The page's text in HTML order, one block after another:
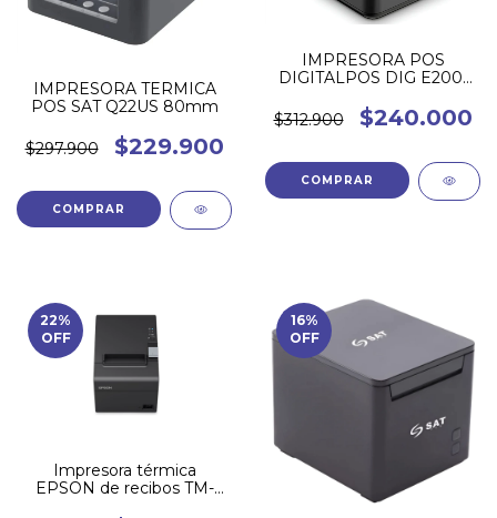
IMPRESORA TERMICA
POS SAT Q22US 80mm
$297.900 $229.900
COMPRAR
IMPRESORA POS
DIGITALPOS DIG E200I
$312.900
$240.000
22%
OFF
Impresora térmica
EPSON de recibos TM-
16%
OFF